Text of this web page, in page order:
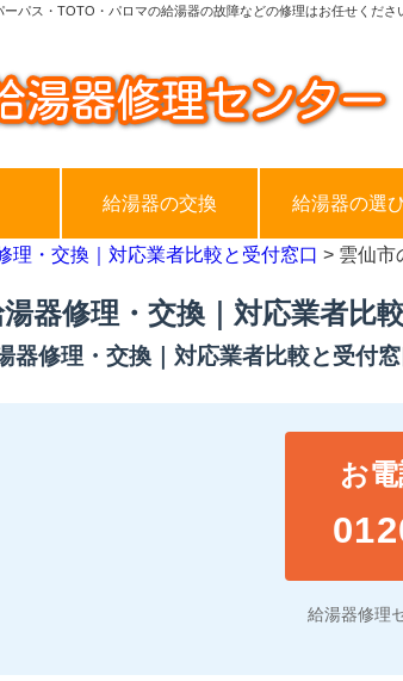
ーパス・TOTO・パロマの給湯器の故障などの修理はお任せくださ
給湯器の交換 給湯器の選
理・交換｜対応業者比較と受付窓口 > 雲仙市
器修理・交換｜対応業者比
器修理・交換｜対応業者比較と受付窓
お
給湯器修理